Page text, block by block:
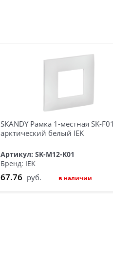
SKANDY Рамка 1-местная SK-
арктический белый IEK
Артикул: SK-M12-K01
Бренд: IEK
67.76 руб. в наличии